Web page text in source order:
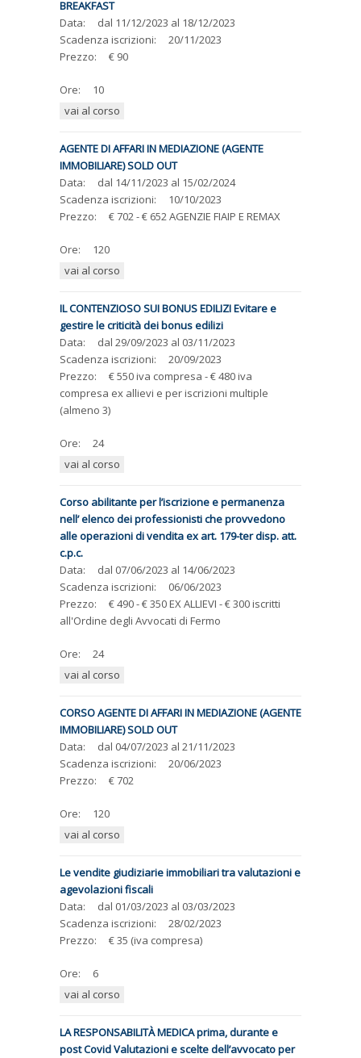
BREAKFAST
Data:
dal 11/12/2023 al 18/12/2023
Scadenza iscrizioni:
20/11/2023
Prezzo:
€ 90
Ore:
10
vai al corso
AGENTE DI AFFARI IN MEDIAZIONE (AGENTE
IMMOBILIARE) SOLD OUT
Data:
dal 14/11/2023 al 15/02/2024
Scadenza iscrizioni:
10/10/2023
Prezzo:
€ 702 - € 652 AGENZIE FIAIP E REMAX
Ore:
120
vai al corso
IL CONTENZIOSO SUI BONUS EDILIZI Evitare e
gestire le criticità dei bonus edilizi
Data:
dal 29/09/2023 al 03/11/2023
Scadenza iscrizioni:
20/09/2023
Prezzo:
€ 550 iva compresa - € 480 iva
compresa ex allievi e per iscrizioni multiple
(almeno 3)
Ore:
24
vai al corso
Corso abilitante per l’iscrizione e permanenza
nell’ elenco dei professionisti che provvedono
alle operazioni di vendita ex art. 179-ter disp. att.
c.p.c.
Data:
dal 07/06/2023 al 14/06/2023
Scadenza iscrizioni:
06/06/2023
Prezzo:
€ 490 - € 350 EX ALLIEVI - € 300 iscritti
all'Ordine degli Avvocati di Fermo
Ore:
24
vai al corso
CORSO AGENTE DI AFFARI IN MEDIAZIONE (AGENTE
IMMOBILIARE) SOLD OUT
Data:
dal 04/07/2023 al 21/11/2023
Scadenza iscrizioni:
20/06/2023
Prezzo:
€ 702
Ore:
120
vai al corso
Le vendite giudiziarie immobiliari tra valutazioni e
agevolazioni fiscali
Data:
dal 01/03/2023 al 03/03/2023
Scadenza iscrizioni:
28/02/2023
Prezzo:
€ 35 (iva compresa)
Ore:
6
vai al corso
LA RESPONSABILITÀ MEDICA prima, durante e
post Covid Valutazioni e scelte dell’avvocato per